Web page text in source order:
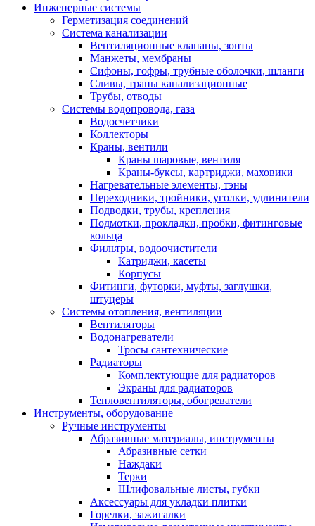
Инженерные системы
Герметизация соединений
Система канализации
Вентиляционные клапаны, зонты
Манжеты, мембраны
Сифоны, гофры, трубные оболочки, шланги
Сливы, трапы канализационные
Трубы, отводы
Системы водопровода, газа
Водосчетчики
Коллекторы
Краны, вентили
Краны шаровые, вентиля
Краны-буксы, картриджи, маховики
Нагревательные элементы, тэны
Переходники, тройники, уголки, удлинители
Подводки, трубы, крепления
Подмотки, прокладки, пробки, фитинговые
кольца
Фильтры, водоочистители
Катриджи, касеты
Корпусы
Фитинги, футорки, муфты, заглушки,
штуцеры
Системы отопления, вентиляции
Вентиляторы
Водонагреватели
Тросы сантехнические
Радиаторы
Комплектующие для радиаторов
Экраны для радиаторов
Тепловентиляторы, обогреватели
Инструменты, оборудование
Ручные инструменты
Абразивные материалы, инструменты
Абразивные сетки
Наждаки
Терки
Шлифовальные листы, губки
Аксессуары для укладки плитки
Горелки, зажигалки